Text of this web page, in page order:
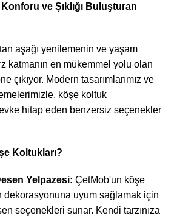
ve Şıklığı Buluşturan
aşağı yenilemenin ve yaşam
katmanın en mükemmel yolu olan
çıkıyor. Modern tasarımlarımız ve
köşe koltuk
hitap eden benzersiz seçenekler
Koltukları?
Yelpazesi: ÇetMob'un köşe
dekorasyonuna uyum sağlamak için
seçenekleri sunar. Kendi tarzınıza